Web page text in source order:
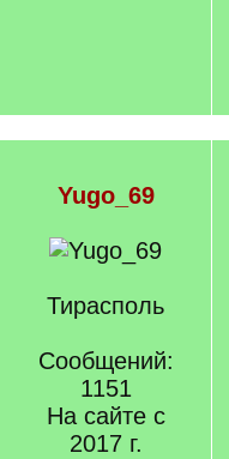
Yugo_69
Тирасполь
Сообщений:
1151
На сайте с
2017 г.